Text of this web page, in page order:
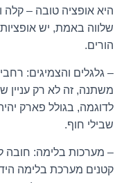
היא אופציה טובה – קלה
שלווה באמת, יש
הורים.
– גלגלים והצמיגים:
משתנה, זה לא רק עניין
לדוגמה, בגולל פארק
שבילי חוף.
– מערכות בלימה: חובה
קטנים מערכת בלימה